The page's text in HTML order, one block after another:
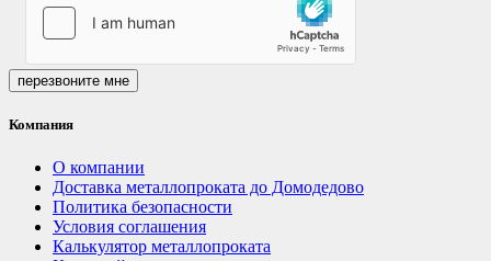
перезвоните мне
Компания
О компании
Доставка металлопроката до Домодедово
Политика безопасности
Условия соглашения
Калькулятор металлопроката